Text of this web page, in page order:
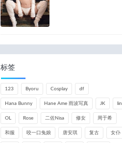
标签
123 Byoru Cosplay df
Hana Bunny Hane Ame 雨波写真 JK lin
OL Rose 二佐Nisa 修女 周于希
和服 咬一口兔娘 唐安琪 复古 女仆